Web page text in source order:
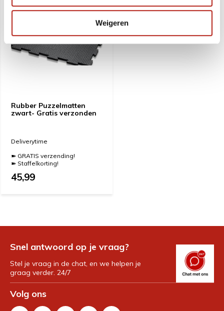
Weigeren
Rubber Puzzelmatten
zwart- Gratis verzonden
Deliverytime
➽ GRATIS verzending!
➽ Staffelkorting!
45,99
Snel antwoord op je vraag?
Stel je vraag in de chat, en we helpen je
graag verder. 24/7
Volg ons